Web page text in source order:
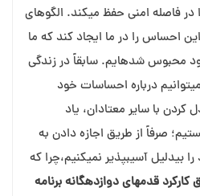
در فاصله امنی حفظ می⁯کند. الگوهای
احساس را در ما ایجاد کند که ما
محبوس شده⁯ایم. سابقاً در زندگی
درباره احساسات خود
با سایر معتادان، یاد
صرفاً از طریق اجازه دادن به
بی⁯دلیل آسیب⁯پذیر نمی⁯کنیم،چرا که
کارکرد قدمهای دوازده⁯گانه برنامه